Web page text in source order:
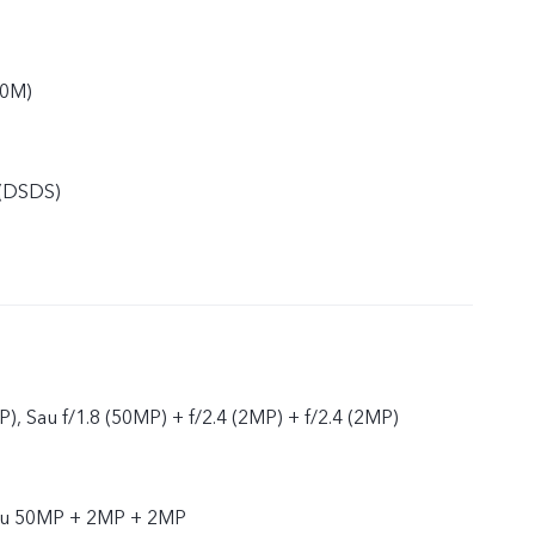
Sau f/1.8 (50MP) + f/2.4 (2MP) + f/2.4 (2MP)
50MP + 2MP + 2MP